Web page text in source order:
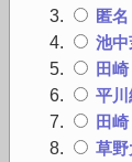
匿名
池
田崎
平
田崎
草